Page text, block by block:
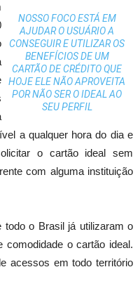
NOSSO FOCO ESTÁ EM
AJUDAR O USUÁRIO A
CONSEGUIR E UTILIZAR OS
BENEFÍCIOS DE UM
CARTÃO DE CRÉDITO QUE
HOJE ELE NÃO APROVEITA
POR NÃO SER O IDEAL AO
SEU PERFIL
a qualquer hora do dia e
o cartão ideal sem
com alguma instituição
o Brasil já utilizaram o
o cartão ideal.
acessos em todo território